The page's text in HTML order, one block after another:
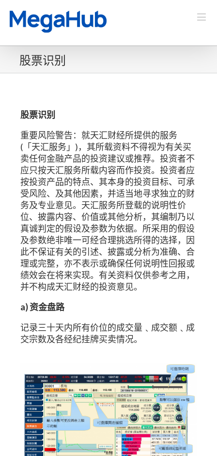
股票识别
股票识别
重要风险警告：就天汇财经所提供的服务
(「天汇服务」)，其所载资料不得视为有关买
卖任何金融产品的投资建议或推荐。投资者不
应只按天汇服务所载内容而作投资。投资者应
按投资产品的特点、其本身的投资目标、可承
受风险、及其他因素，并适当地寻求独立的财
务及专业意见。天汇服务所登载的说明性价
位、披露内容、价值或其他分析，其编制乃以
真诚判定的假设及参数为依据。所采用的假设
及参数绝非唯一可经合理挑选所得的选择，因
此不保证有关的引述、披露或分析为准确、合
理或完整，亦不表示或确保任何说明性回报或
绩效会在将来实现。有关资料仅供参考之用，
并不构成天汇财经的投资意见。
a) 资金盘路
记录三十天内所有价位的成交量﹑成交额﹑成
交宗数及各经纪挂牌买卖情况。